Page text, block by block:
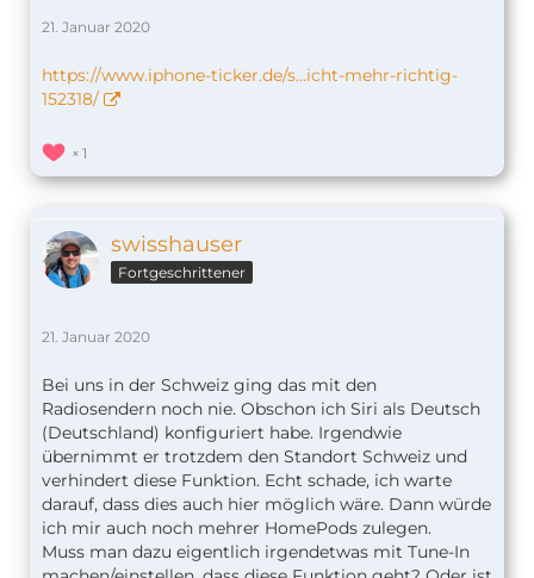
21. Januar 2020
https://www.iphone-ticker.de/s…icht-mehr-richtig-
152318/
1
swisshauser
Fortgeschrittener
21. Januar 2020
Bei uns in der Schweiz ging das mit den
Radiosendern noch nie. Obschon ich Siri als Deutsch
(Deutschland) konfiguriert habe. Irgendwie
übernimmt er trotzdem den Standort Schweiz und
verhindert diese Funktion. Echt schade, ich warte
darauf, dass dies auch hier möglich wäre. Dann würde
ich mir auch noch mehrer HomePods zulegen.
Muss man dazu eigentlich irgendetwas mit Tune-In